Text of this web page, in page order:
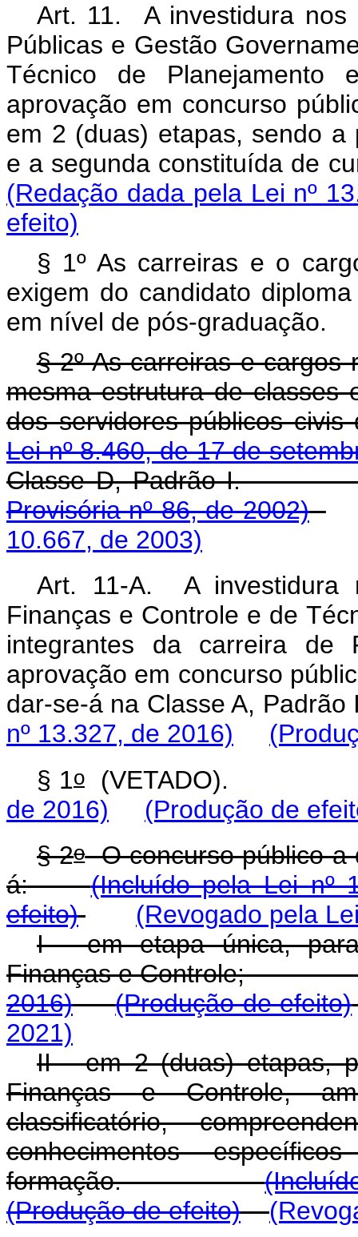
Art. 11. A investidura nos
Públicas e Gestão
Técnico de
aprovação em concurso
em 2 (duas) etapas, sendo a
e a segunda
(Redação dada pela Lei nº
efeito)
§ 1º As carreiras e o
exigem do candidato
em nível de pós-graduação.
§ 2º As carreiras e cargos
mesma estrutura de classes
dos servidores públicos
Lei nº 8.460, de 17 de
Classe D,
Provisória nº 86, de 2002)
10.667, de 2003)
Art. 11-A. A investidura
Finanças e Controle e de
integrantes da carreira de
aprovação em concurso
dar-se-á na
nº 13.327, de 2016)
§ 1o (VETADO).
de 2016)
(Produção de
§ 2oO concurso público a
á:
(Incluído pela Lei nº
efeito)
(Revogado pela
I - em etapa única,
Finanças e
2016)
(Produção de efeito)
2021)
II - em 2 (duas) etapas,
Finanças e Controle,
classificatório,
conhecimentos
formação.
(Produção de efeito)